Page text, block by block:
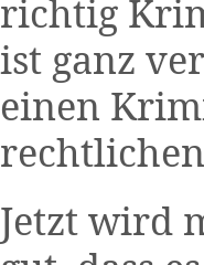
richtig
ist ganz
einen
Jetzt wird